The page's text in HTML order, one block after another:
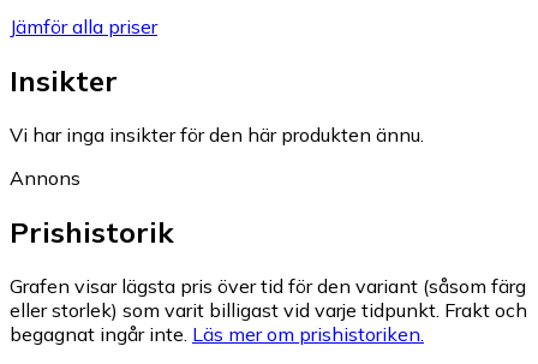
Jämför alla priser
Insikter
Vi har inga insikter för den här produkten ännu.
Annons
Prishistorik
Grafen visar lägsta pris över tid för den variant (såsom färg
eller storlek) som varit billigast vid varje tidpunkt. Frakt och
begagnat ingår inte. Läs mer om prishistoriken.